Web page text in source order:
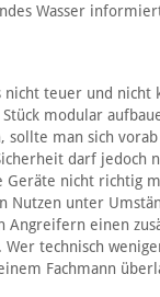
Wasser
nicht teuer und nicht
Stück modular
sollte man sich
darf jedoch
Geräte nicht richtig
Nutzen unter
Angreifern einen
Wer technisch
Fachmann